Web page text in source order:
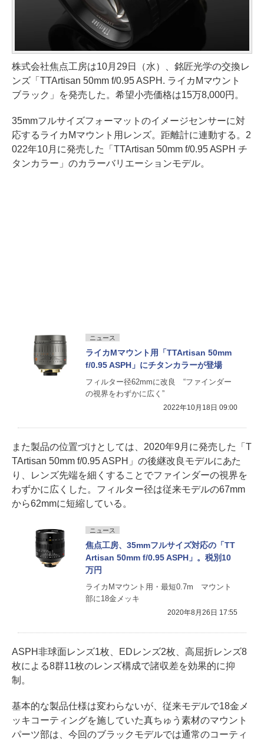
株式会社焦点工房は10月29日（水）、銘匠光学の交換レ
ンズ「TTArtisan 50mm f/0.95 ASPH. ライカMマウント
ブラック」を発売した。希望小売価格は15万8,000円。
35mmフルサイズフォーマットのイメージセンサーに対
応するライカMマウント用レンズ。距離計に連動する。2
022年10月に発売した「TTArtisan 50mm f/0.95 ASPH チ
タンカラー」のカラーバリエーションモデル。
ニュース
ライカMマウント用「TTArtisan 50mm
f/0.95 ASPH」にチタンカラーが登場
フィルター径62mmに改良 “ファインダー
の視界をわずかに広く”
2022年10月18日 09:00
また製品の位置づけとしては、2020年9月に発売した「T
TArtisan 50mm f/0.95 ASPH」の後継改良モデルにあた
り、レンズ先端を細くすることでファインダーの視界を
わずかに広くした。フィルター径は従来モデルの67mm
から62mmに短縮している。
ニュース
焦点工房、35mmフルサイズ対応の「TT
Artisan 50mm f/0.95 ASPH」。税別10
万円
ライカMマウント用・最短0.7m マウント
部に18金メッキ
2020年8月26日 17:55
ASPH非球面レンズ1枚、EDレンズ2枚、高屈折レンズ8
枚による8群11枚のレンズ構成で諸収差を効果的に抑
制。
基本的な製品仕様は変わらないが、従来モデルで18金メ
ッキコーティングを施していた真ちゅう素材のマウント
パーツ部は、今回のブラックモデルでは通常のコーティ